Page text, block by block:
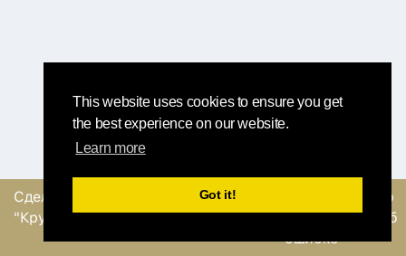
This website uses cookies to ensure you get
the best experience on our website.
Learn more
Got it!
Сделано
"Круглый Робин"
Отправить обратную
связь или сообщение об
ошибке